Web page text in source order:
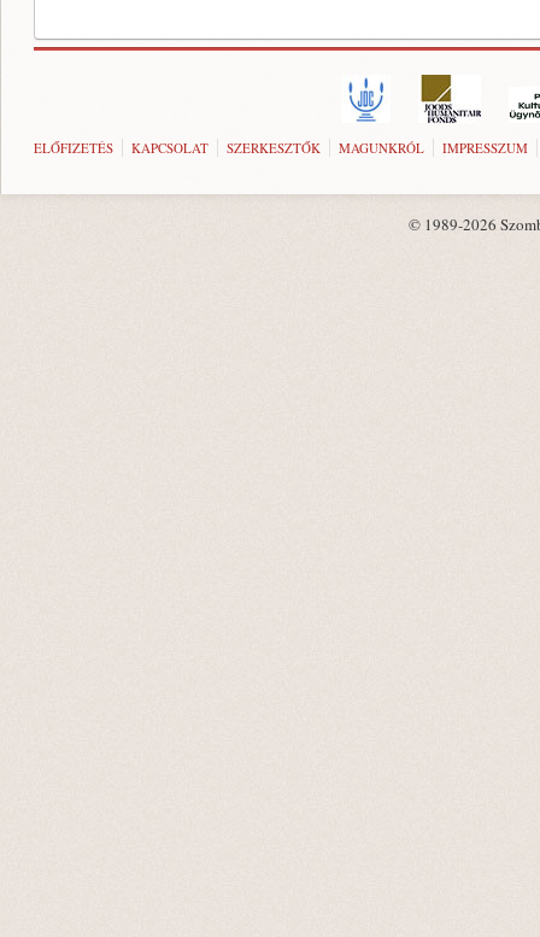
ELŐFIZETÉS KAPCSOLAT SZERKESZTŐK MAGUNKRÓL IMPRESSZUM
© 1989-2026